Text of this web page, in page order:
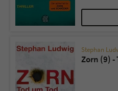
Stephan
Zorn (9) -